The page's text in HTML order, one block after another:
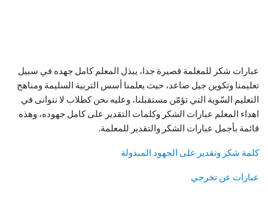
عبارات شكر للمعلمة قصيرة جدا، يبذل المعلم كامل جهده في سبيل
تعليمنا وتكوين جيل صاعد، حيث يعلمنا أسس التربية السليمة ومناهج
التعليم السّوية التي تؤمّن مستقبلنا، وعليه نحن كطلاب لا نتوانى في
اهداء المعلم عبارات الشكر وكلمات التقدير على كامل جهوده، وهذه
قائمة بأجمل عبارات الشكر والتقدير للمعلمة.
كلمة شكر وتقدير على الجهود المبذولة
عبارات عن تخرجي